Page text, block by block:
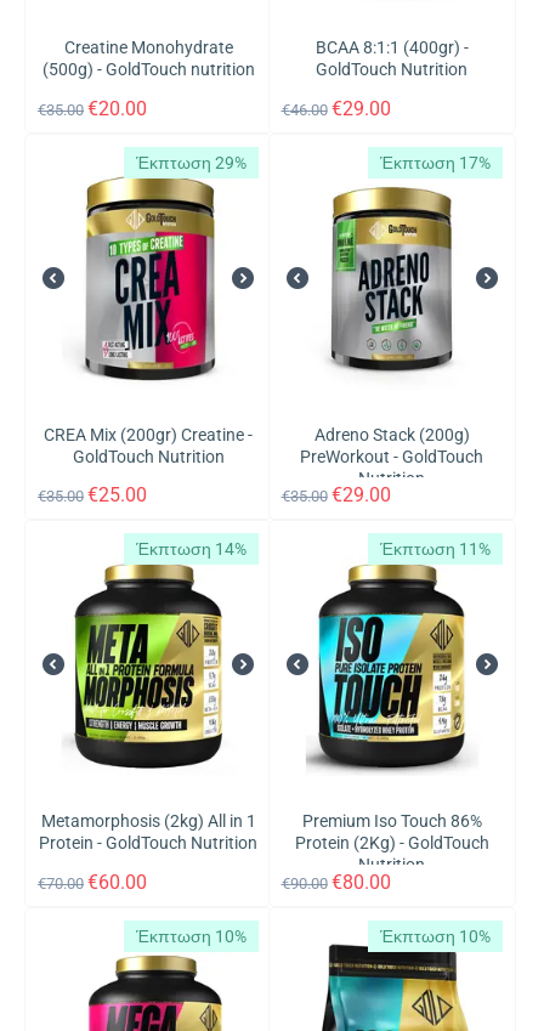
Creatine Monohydrate
(500g) - GoldTouch nutrition
€35.00 €20.00
BCAA 8:1:1 (400gr) -
GoldTouch Nutrition
€46.00 €29.00
Έκπτωση 29%
CREA Mix (200gr) Creatine -
GoldTouch Nutrition
€35.00 €25.00
Έκπτωση 17%
Adreno Stack (200g)
PreWorkout - GoldTouch
Nutrition
€35.00 €29.00
Έκπτωση 14%
Metamorphosis (2kg) All in 1
Protein - GoldTouch Nutrition
€70.00 €60.00
Έκπτωση 11%
Premium Iso Touch 86%
Protein (2Kg) - GoldTouch
Nutrition
€90.00 €80.00
Έκπτωση 10% Έκπτωση 10%